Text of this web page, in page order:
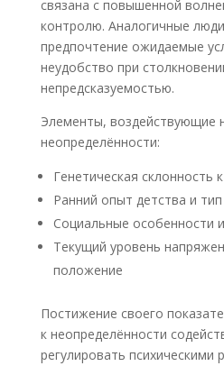
связана с повышенной
контролю. Аналогичные
предпочтение ожидаемые
неудобство при
непредсказуемостью.
Элементы, воздействующие
неопределённости:
Генетическая склонность
Ранний опыт детства и
Социальные особенности
Текущий уровень
положение
Постижение своего
к неопределённости
регулировать психическими